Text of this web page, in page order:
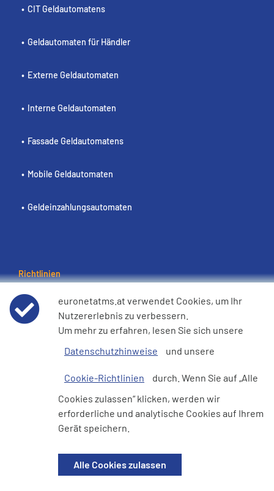
CIT Geldautomatens
Geldautomaten für Händler
Externe Geldautomaten
Interne Geldautomaten
Fassade Geldautomatens
Mobile Geldautomaten
Geldeinzahlungsautomaten
Richtlinien
Nutzungsbedingungen
Datenschutzhinweis
e360 Erklärung zur modernen Sklaverei und zum
Menschenhandel
Investorenseite
euronetatms.at verwendet Cookies, um Ihr
Nutzererlebnis zu verbessern.
Um mehr zu erfahren, lesen Sie sich unsere
Datenschutzhinweise
und unsere
Cookie-Richtlinien
durch. Wenn Sie auf „Alle
Cookies zulassen“ klicken, werden wir
erforderliche und analytische Cookies auf Ihrem
Gerät speichern.
Alle Cookies zulassen